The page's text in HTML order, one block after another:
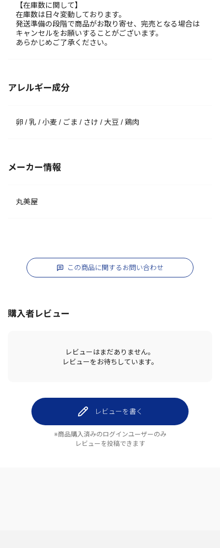
【在庫数に関して】
在庫数は日々変動しております。
発送準備の段階で商品がお取り寄せ、完売となる場合は
キャンセルをお願いすることがございます。
あらかじめご了承ください。
アレルギー成分
卵 / 乳 / 小麦 / ごま / さけ / 大豆 / 鶏肉
メーカー情報
丸美屋
この商品に関するお問い合わせ
購入者レビュー
レビューはまだありません。
レビューをお待ちしています。
レビューを書く
※商品購入済みのログインユーザーのみ
レビューを投稿できます